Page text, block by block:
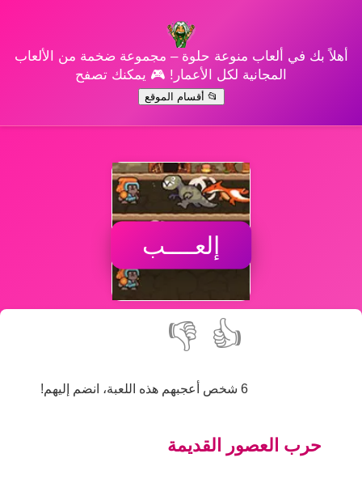
أهلاً بك في ألعاب منوعة حلوة – مجموعة ضخمة من الألعاب
المجانية لكل الأعمار! 🎮 يمكنك تصفح
📂 أقسام الموقع
إلعــــب
👍
👎
6 شخص أعجبهم هذه اللعبة، انضم إليهم!
حرب العصور القديمة